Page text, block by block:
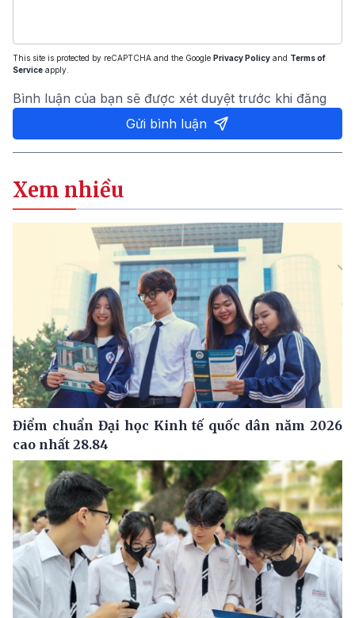
This site is protected by reCAPTCHA and the Google Privacy Policy and Terms of
Service apply.
Bình luận của bạn sẽ được xét duyệt trước khi đăng
Gửi bình luận
Xem nhiều
Điểm chuẩn Đại học Kinh tế quốc dân năm 2026
cao nhất 28.84